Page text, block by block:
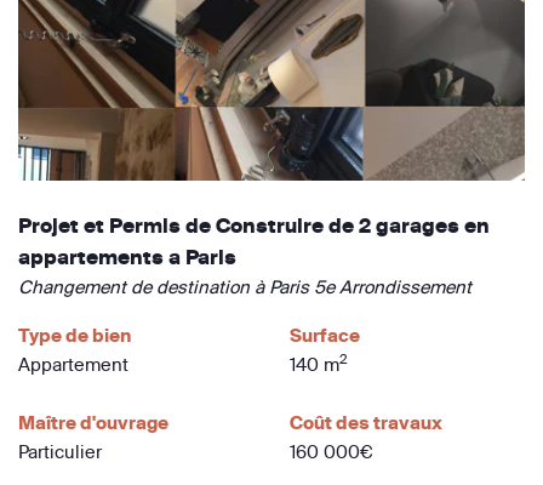
Projet et Permis de Construire de 2 garages en
appartements a Paris
Changement de destination à Paris 5e Arrondissement
Type de bien
Appartement
Surface
140 m2
Maître d'ouvrage
Particulier
Coût des travaux
160 000€